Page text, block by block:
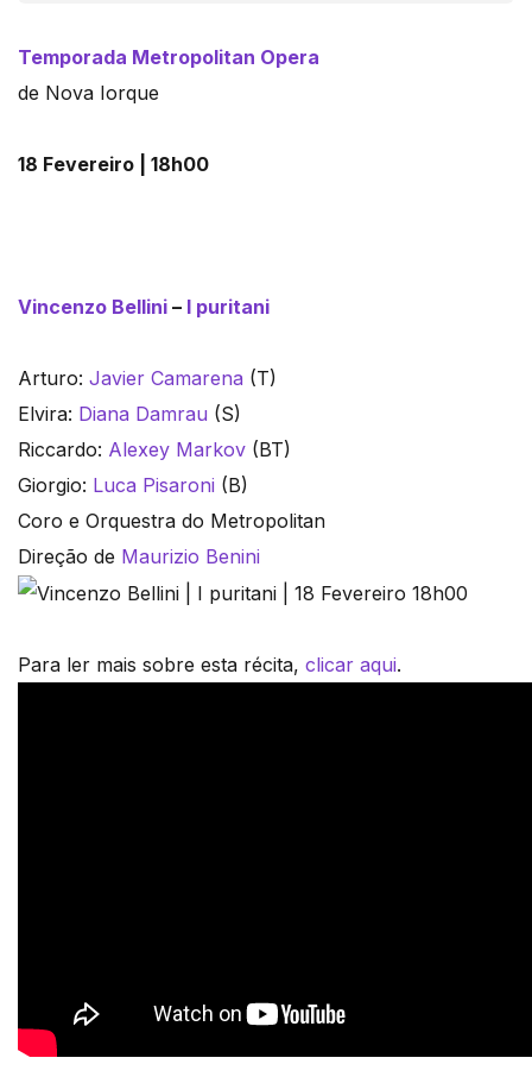
Temporada Metropolitan Opera
de Nova Iorque
18 Fevereiro | 18h00
Vincenzo Bellini – I puritani
Arturo: Javier Camarena (T)
Elvira: Diana Damrau (S)
Riccardo: Alexey Markov (BT)
Giorgio: Luca Pisaroni (B)
Coro e Orquestra do Metropolitan
Direção de Maurizio Benini
Para ler mais sobre esta récita, clicar aqui.